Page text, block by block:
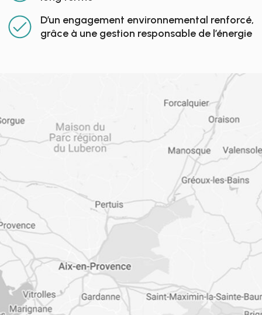
D’un engagement environnemental renforcé,
grâce à une gestion responsable de l’énergie